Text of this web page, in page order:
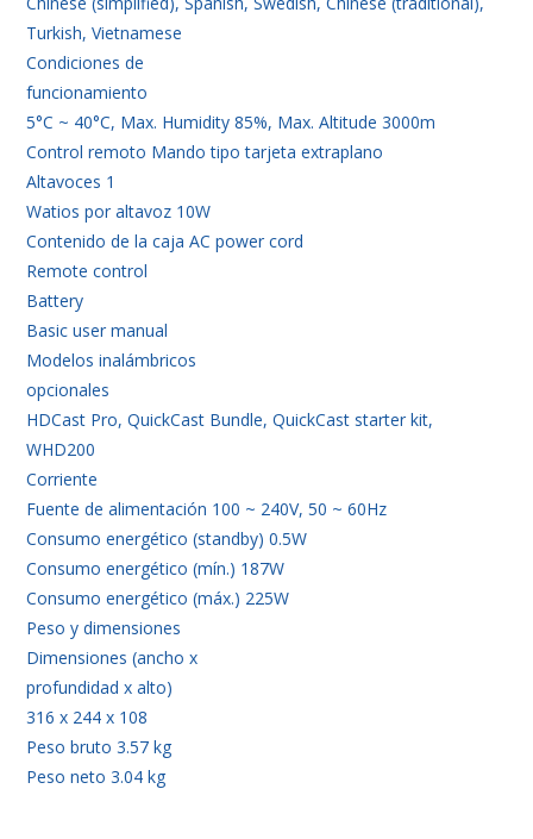
Turkish, Vietnamese
Condiciones de
funcionamiento
5°C ~ 40°C, Max. Humidity 85%, Max. Altitude 3000m
Control remoto Mando tipo tarjeta extraplano
Altavoces 1
Watios por altavoz 10W
Contenido de la caja AC power cord
Remote control
Battery
Basic user manual
Modelos inalámbricos
opcionales
HDCast Pro, QuickCast Bundle, QuickCast starter kit,
WHD200
Corriente
Fuente de alimentación 100 ~ 240V, 50 ~ 60Hz
Consumo energético (standby) 0.5W
Consumo energético (mín.) 187W
Consumo energético (máx.) 225W
Peso y dimensiones
Dimensiones (ancho x
profundidad x alto)
316 x 244 x 108
Peso bruto 3.57 kg
Peso neto 3.04 kg